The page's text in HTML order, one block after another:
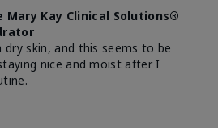
Mary Kay Clinical Solutions®
skin, and this seems to be
nice and moist after I